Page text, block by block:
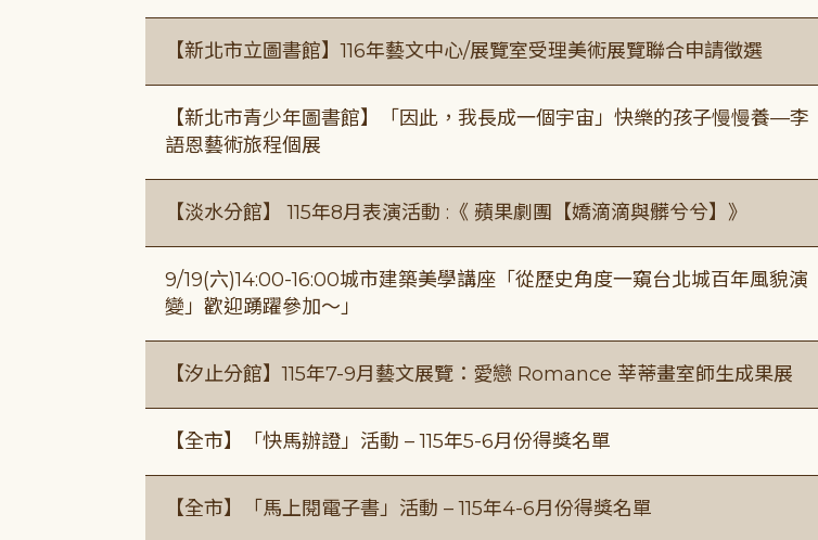
【新北市立圖書館】116年藝文中心/展覽室受理美術展覽聯合申請徵選
【新北市青少年圖書館】「因此，我長成一個宇宙」快樂的孩子慢慢養—李
語恩藝術旅程個展
【淡水分館】 115年8月表演活動 :《 蘋果劇團【嬌滴滴與髒兮兮】》
9/19(六)14:00-16:00城市建築美學講座「從歷史角度一窺台北城百年風貌演
變」歡迎踴躍參加～」
【汐止分館】115年7-9月藝文展覽：愛戀 Romance 莘蒂畫室師生成果展
【全市】「快馬辦證」活動 – 115年5-6月份得獎名單
【全市】「馬上閱電子書」活動 – 115年4-6月份得獎名單